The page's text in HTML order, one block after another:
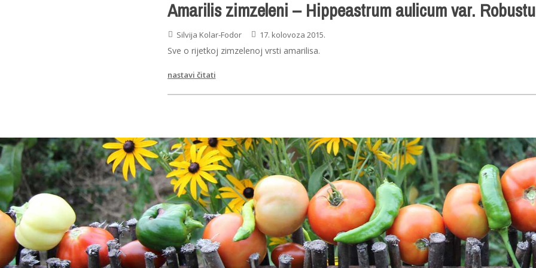
Amarilis zimzeleni – Hippeastrum aulicum var.
Silvija Kolar-Fodor 17. kolovoza 2015.
Sve o rijetkoj zimzelenoj vrsti amarilisa.
nastavi čitati